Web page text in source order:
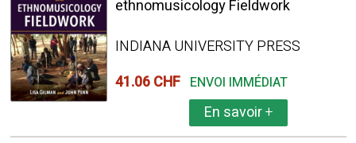
ethnomusicology Fieldwork
INDIANA UNIVERSITY PRESS
41.06 CHF ENVOI IMMÉDIAT
En savoir+